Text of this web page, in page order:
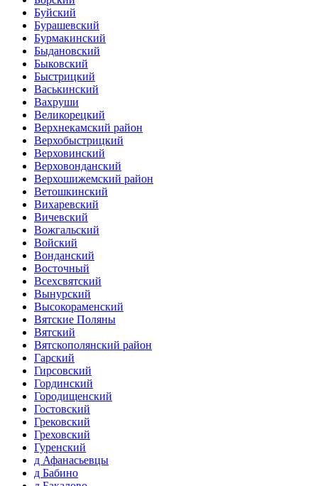
Буйский
Бурашевский
Бурмакинский
Быдановский
Быковский
Быстрицкий
Васькинский
Вахруши
Великорецкий
Верхнекамский район
Верхобыстрицкий
Верховинский
Верховонданский
Верхошижемский район
Ветошкинский
Вихаревский
Вичевский
Вожгальский
Войский
Вонданский
Восточный
Всехсвятский
Вынурский
Высокораменский
Вятские Поляны
Вятский
Вятскополянский район
Гарский
Гирсовский
Гординский
Городищенский
Гостовский
Грековский
Греховский
Гуренский
д Афанасьевцы
д Бабино